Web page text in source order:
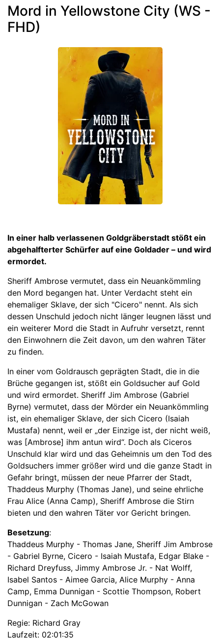
Mord in Yellowstone City (WS -
FHD)
In einer halb verlassenen Goldgräberstadt stößt ein
abgehalfterter Schürfer auf eine Goldader – und wird
ermordet.
Sheriff Ambrose vermutet, dass ein Neuankömmling
den Mord begangen hat. Unter Verdacht steht ein
ehemaliger Sklave, der sich "Cicero" nennt. Als sich
dessen Unschuld jedoch nicht länger leugnen lässt und
ein weiterer Mord die Stadt in Aufruhr versetzt, rennt
den Einwohnern die Zeit davon, um den wahren Täter
zu finden.
In einer vom Goldrausch geprägten Stadt, die in die
Brüche gegangen ist, stößt ein Goldsucher auf Gold
und wird ermordet. Sheriff Jim Ambrose (Gabriel
Byrne) vermutet, dass der Mörder ein Neuankömmling
ist, ein ehemaliger Sklave, der sich Cicero (Isaiah
Mustafa) nennt, weil er „der Einzige ist, der nicht weiß,
was [Ambrose] ihm antun wird“. Doch als Ciceros
Unschuld klar wird und das Geheimnis um den Tod des
Goldsuchers immer größer wird und die ganze Stadt in
Gefahr bringt, müssen der neue Pfarrer der Stadt,
Thaddeus Murphy (Thomas Jane), und seine ehrliche
Frau Alice (Anna Camp), Sheriff Ambrose die Stirn
bieten und den wahren Täter vor Gericht bringen.
Besetzung:
Thaddeus Murphy - Thomas Jane, Sheriff Jim Ambrose
- Gabriel Byrne, Cicero - Isaiah Mustafa, Edgar Blake -
Richard Dreyfuss, Jimmy Ambrose Jr. - Nat Wolff,
Isabel Santos - Aimee Garcia, Alice Murphy - Anna
Camp, Emma Dunnigan - Scottie Thompson, Robert
Dunnigan - Zach McGowan
Regie: Richard Gray
Laufzeit: 02:01:35